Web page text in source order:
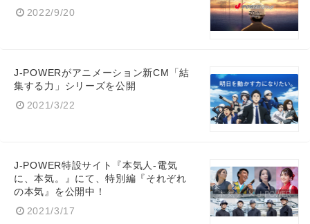
2022/9/20
J-POWERがアニメーション新CM「結
集する力」シリーズを公開
2021/3/22
J-POWER特設サイト『本気人-電気
に、本気。』にて、特別編『それぞれ
の本気』を公開中！
2021/3/17